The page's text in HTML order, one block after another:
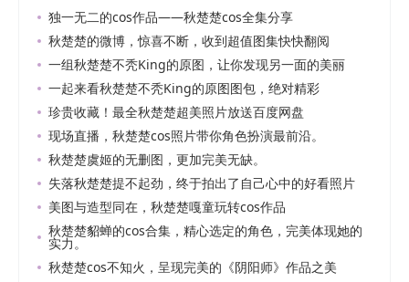
独一无二的cos作品——秋楚楚cos全集分享
秋楚楚的微博，惊喜不断，收到超值图集快快翻阅
一组秋楚楚不秃King的原图，让你发现另一面的美丽
一起来看秋楚楚不秃King的原图图包，绝对精彩
珍贵收藏！最全秋楚楚超美照片放送百度网盘
现场直播，秋楚楚cos照片带你角色扮演最前沿。
秋楚楚虞姬的无删图，更加完美无缺。
失落秋楚楚提不起劲，终于拍出了自己心中的好看照片
美图与造型同在，秋楚楚嘎童玩转cos作品
秋楚楚貂蝉的cos合集，精心选定的角色，完美体现她的
实力。
秋楚楚cos不知火，呈现完美的《阴阳师》作品之美